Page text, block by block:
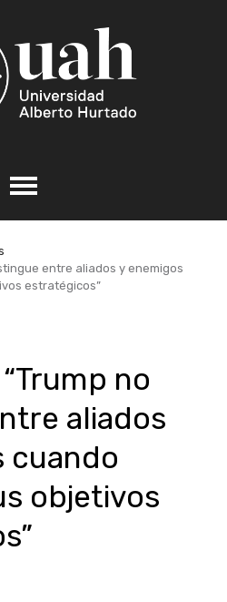
entre aliados y enemigos
estratégicos”
no
aliados
cuando
objetivos